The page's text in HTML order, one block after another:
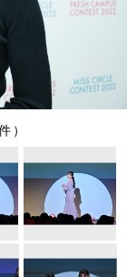
）